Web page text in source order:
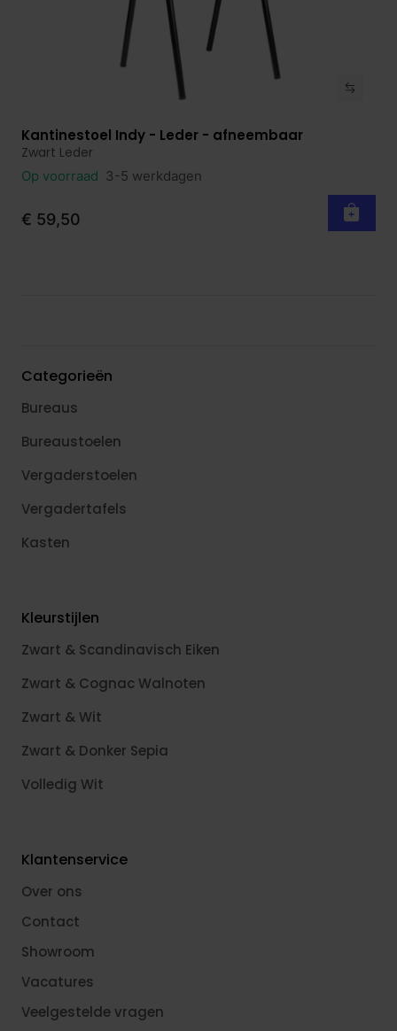
Bekijk product
Kantinestoel Indy - Leder - afneembaar
Zwart Leder
Op voorraad 3-5 werkdagen
€ 59,50
Categorieën
Bureaus
Bureaustoelen
Vergaderstoelen
Vergadertafels
Kasten
Kleurstijlen
Zwart & Scandinavisch Eiken
Zwart & Cognac Walnoten
Zwart & Wit
Zwart & Donker Sepia
Volledig Wit
Klantenservice
Over ons
Contact
Showroom
Vacatures
Veelgestelde vragen